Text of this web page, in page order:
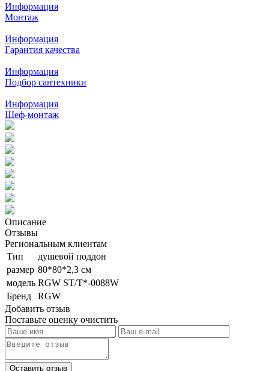
Информация
Монтаж
Информация
Гарантия качества
Информация
Подбор сантехники
Информация
Шеф-монтаж
Описание
Отзывы
Региональным клиентам
Тип
душевой поддон
размер 80*80*2,3 см
модель RGW ST/T*-0088W
Бренд
RGW
Добавить отзыв
Поставьте оценку очистить